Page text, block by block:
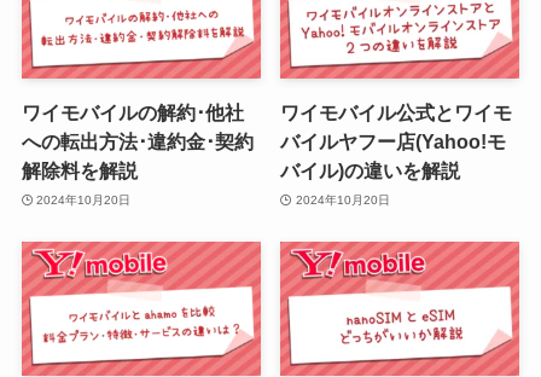
ワイモバイルの解約･他社
への転出方法･違約金･契約
解除料を解説
2024年10月20日
ワイモバイル公式とワイモ
バイルヤフー店(Yahoo!モ
バイル)の違いを解説
2024年10月20日